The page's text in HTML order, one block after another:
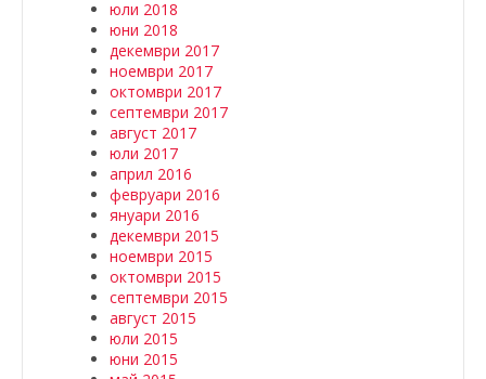
юли 2018
юни 2018
декември 2017
ноември 2017
октомври 2017
септември 2017
август 2017
юли 2017
април 2016
февруари 2016
януари 2016
декември 2015
ноември 2015
октомври 2015
септември 2015
август 2015
юли 2015
юни 2015